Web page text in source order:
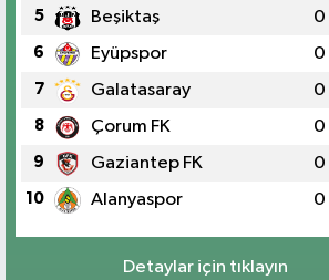
5 Beşiktaş 0
6 Eyüpspor 0
7 Galatasaray 0
8 Çorum FK 0
9 Gaziantep FK 0
10 Alanyaspor 0
Detaylar için tıklayın